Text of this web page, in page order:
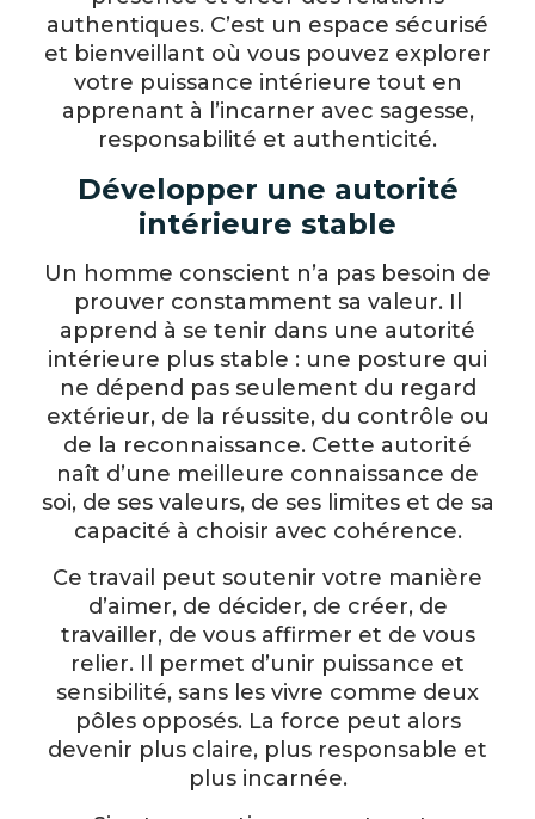
authentiques. C’est un espace sécurisé
et bienveillant où vous pouvez explorer
votre puissance intérieure tout en
apprenant à l’incarner avec sagesse,
responsabilité et authenticité.
Développer une autorité
intérieure stable
Un homme conscient n’a pas besoin de
prouver constamment sa valeur. Il
apprend à se tenir dans une autorité
intérieure plus stable : une posture qui
ne dépend pas seulement du regard
extérieur, de la réussite, du contrôle ou
de la reconnaissance. Cette autorité
naît d’une meilleure connaissance de
soi, de ses valeurs, de ses limites et de sa
capacité à choisir avec cohérence.
Ce travail peut soutenir votre manière
d’aimer, de décider, de créer, de
travailler, de vous affirmer et de vous
relier. Il permet d’unir puissance et
sensibilité, sans les vivre comme deux
pôles opposés. La force peut alors
devenir plus claire, plus responsable et
plus incarnée.